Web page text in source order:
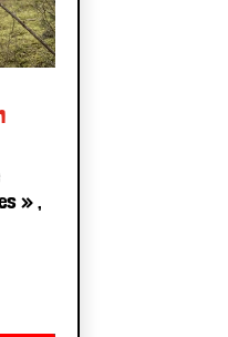
» ,